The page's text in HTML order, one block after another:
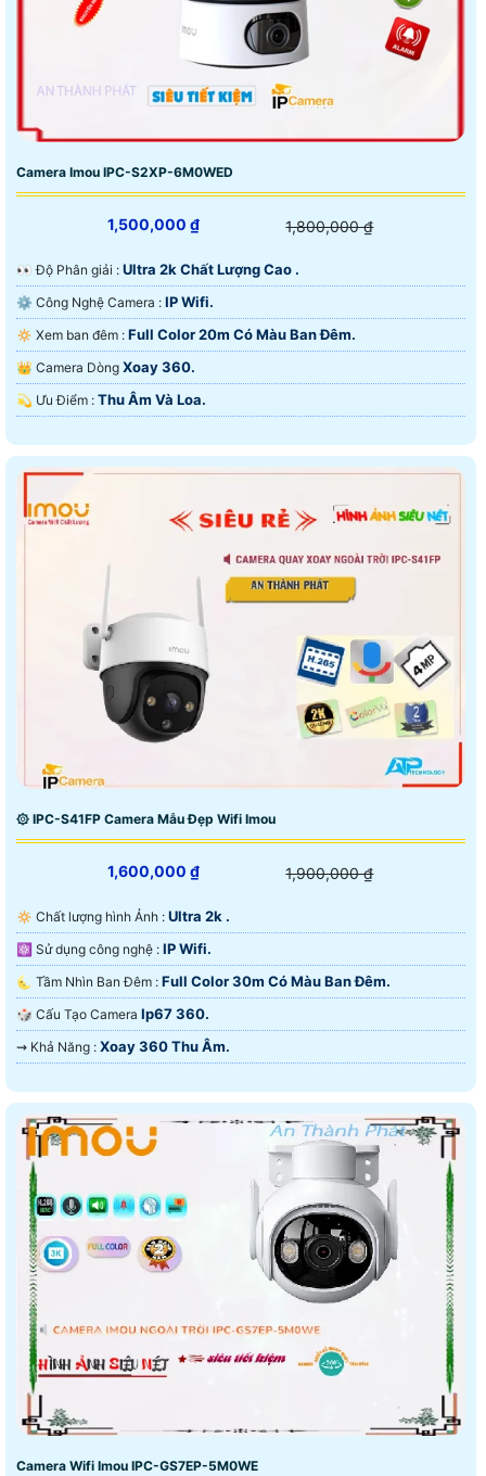
Camera Imou IPC-S2XP-6M0WED
1,500,000 ₫ 1,800,000 ₫
️👀 Độ Phân giải : Ultra 2k Chất Lượng Cao .
⚙ Công Nghệ Camera : IP Wifi.
🔅 Xem ban đêm : Full Color 20m Có Màu Ban Đêm.
👑 Camera Dòng Xoay 360.
️💫 Ưu Điểm : Thu Âm Và Loa.
۞ IPC-S41FP Camera Mẫu Đẹp Wifi Imou
1,600,000 ₫ 1,900,000 ₫
🔅 Chất lượng hình Ảnh : Ultra 2k .
⚛️ Sử dụng công nghệ : IP Wifi.
🌜 Tầm Nhìn Ban Đêm : Full Color 30m Có Màu Ban Đêm.
🎲 Cấu Tạo Camera Ip67 360.
️⇝ Khả Năng : Xoay 360 Thu Âm.
Camera Wifi Imou IPC-GS7EP-5M0WE